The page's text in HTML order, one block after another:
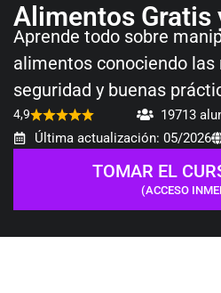
Alimentos Gratis
Aprende todo sobre
alimentos conociendo las
seguridad y buenas
4,9
19713
Última actualización: 05/2026
TOMAR EL
(ACCESO